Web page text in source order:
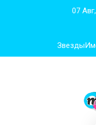
07
Звезды